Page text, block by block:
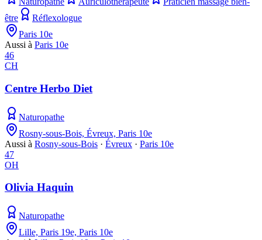
être
Réflexologue
Paris 10e
Aussi à Paris 10e
46
CH
Centre Herbo Diet
Naturopathe
Rosny-sous-Bois, Évreux, Paris 10e
Aussi à Rosny-sous-Bois · Évreux · Paris 10e
47
OH
Olivia Haquin
Naturopathe
Lille, Paris 19e, Paris 10e